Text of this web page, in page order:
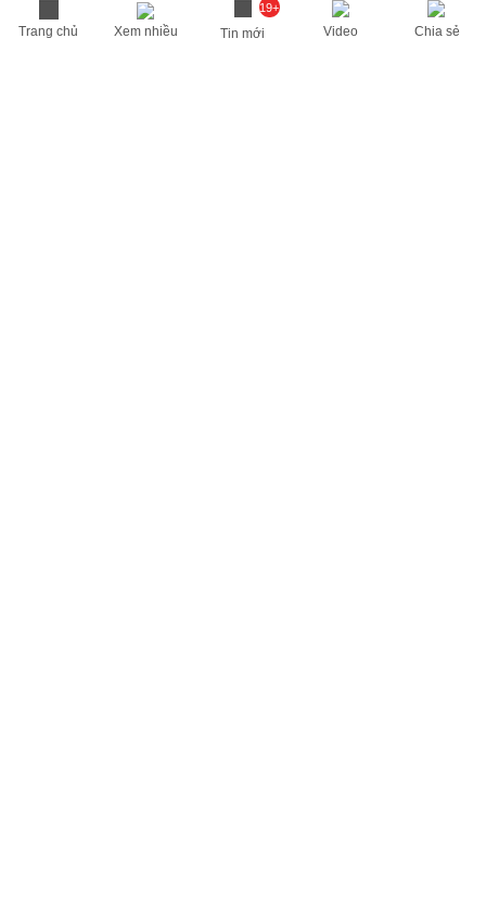
Trang chủ Xem nhiều
19+
Tin mới Video Chia sẻ